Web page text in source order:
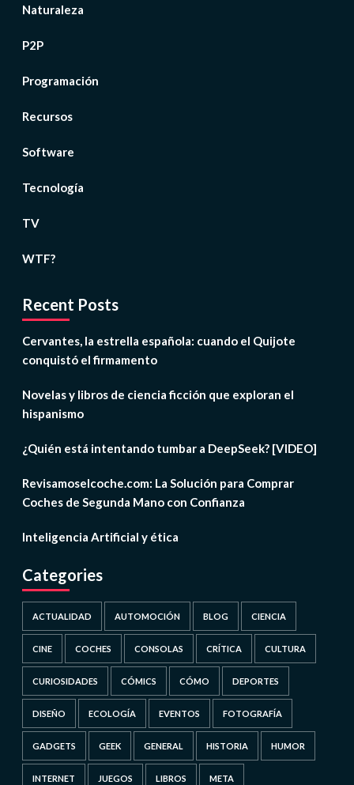
Naturaleza
P2P
Programación
Recursos
Software
Tecnología
TV
WTF?
Recent Posts
Cervantes, la estrella española: cuando el Quijote
conquistó el firmamento
Novelas y libros de ciencia ficción que exploran el
hispanismo
¿Quién está intentando tumbar a DeepSeek? [VIDEO]
Revisamoselcoche.com: La Solución para Comprar
Coches de Segunda Mano con Confianza
Inteligencia Artificial y ética
Categories
ACTUALIDAD AUTOMOCIÓN BLOG CIENCIA
CINE COCHES CONSOLAS CRÍTICA CULTURA
CURIOSIDADES CÓMICS CÓMO DEPORTES
DISEÑO ECOLOGÍA EVENTOS FOTOGRAFÍA
GADGETS GEEK GENERAL HISTORIA HUMOR
INTERNET JUEGOS LIBROS META